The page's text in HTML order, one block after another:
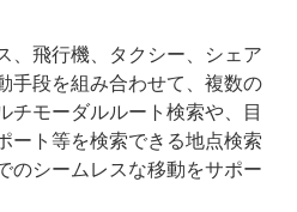
飛行機、タクシー、シェア
手段を組み合わせて、複数の
チモーダルルート検索や、目
ート等を検索できる地点検索
のシームレスな移動をサポー